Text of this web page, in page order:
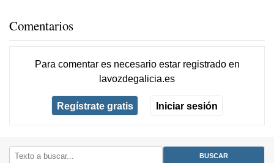
Comentarios
Para comentar es necesario estar registradoen
lavozdegalicia.es
Regístrate gratis Iniciar sesión